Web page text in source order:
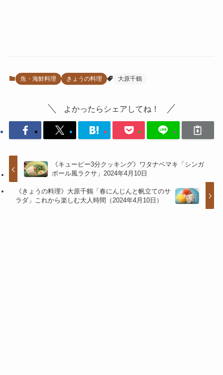
魚・海鮮料理 きょうの料理 大原千鶴
よかったらシェアしてね！
《キューピー3分クッキング》ワタナベマキ「シンガ
ポール風ラクサ」2024年4月10日
《きょうの料理》大原千鶴「春にんじんと帆立てのサ
ラダ」これから楽しむ大人時間（2024年4月10日）